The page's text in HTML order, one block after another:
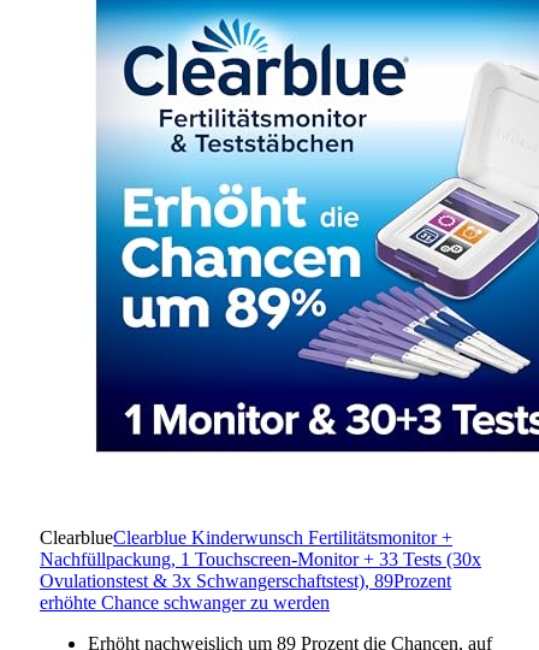
ClearblueClearblue Kinderwunsch Fertilitätsmonitor +
Nachfüllpackung, 1 Touchscreen-Monitor + 33 Tests (30x
Ovulationstest & 3x Schwangerschaftstest), 89Prozent
erhöhte Chance schwanger zu werden
Erhöht nachweislich um 89 Prozent die Chancen, auf